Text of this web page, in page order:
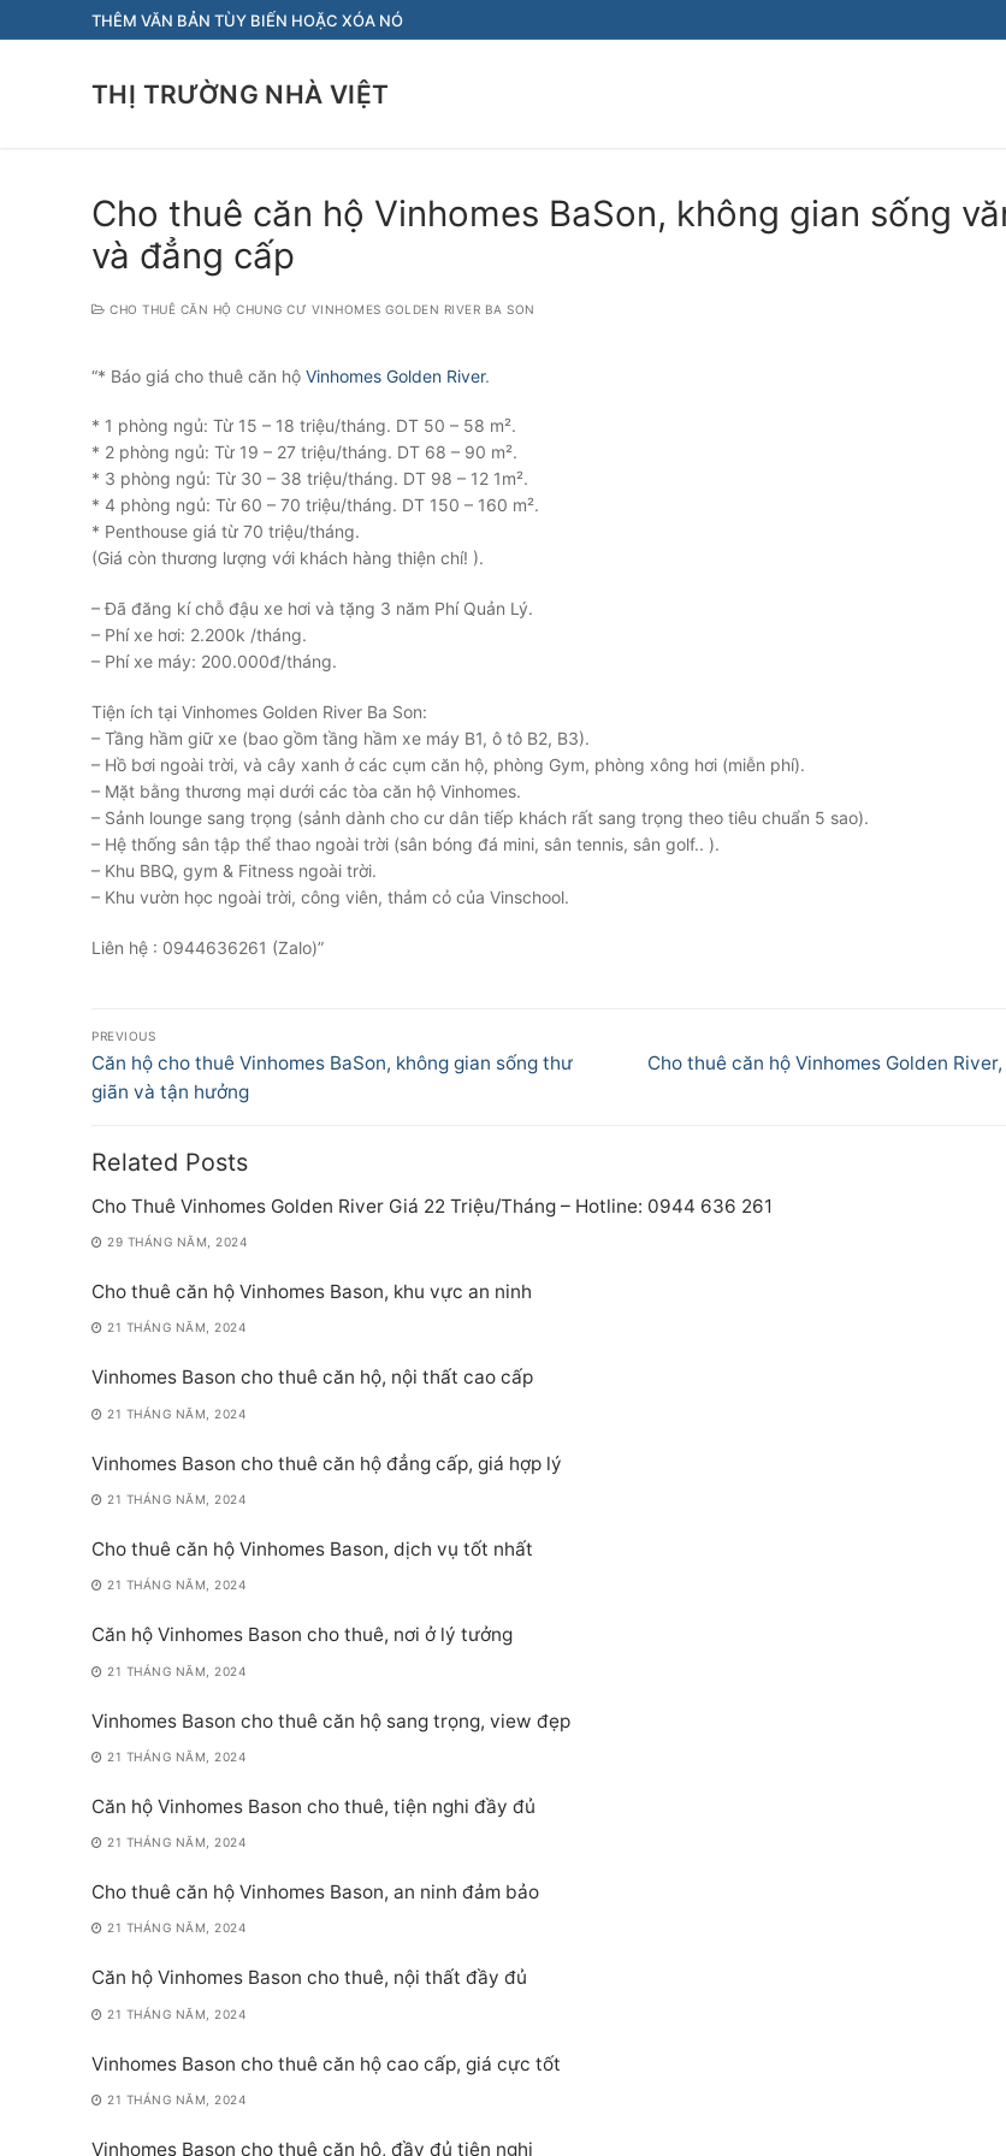
đến
THÊM VĂN BẢN TÙY BIẾN HOẶC XÓA NÓ
THỊ TRƯỜNG NHÀ VIỆT
Cho thuê căn hộ Vinhomes BaSon, không gian sống
và đẳng cấp
CHO THUÊ CĂN HỘ CHUNG CƯ VINHOMES GOLDEN RIVER BA SON
“* Báo giá cho thuê căn hộ Vinhomes Golden River.
* 1 phòng ngủ: Từ 15 – 18 triệu/tháng. DT 50 – 58 m².
* 2 phòng ngủ: Từ 19 – 27 triệu/tháng. DT 68 – 90 m².
* 3 phòng ngủ: Từ 30 – 38 triệu/tháng. DT 98 – 12 1m².
* 4 phòng ngủ: Từ 60 – 70 triệu/tháng. DT 150 – 160 m².
* Penthouse giá từ 70 triệu/tháng.
(Giá còn thương lượng với khách hàng thiện chí! ).
– Đã đăng kí chỗ đậu xe hơi và tặng 3 năm Phí Quản Lý.
– Phí xe hơi: 2.200k /tháng.
– Phí xe máy: 200.000đ/tháng.
Tiện ích tại Vinhomes Golden River Ba Son:
– Tầng hầm giữ xe (bao gồm tầng hầm xe máy B1, ô tô B2, B3).
– Hồ bơi ngoài trời, và cây xanh ở các cụm căn hộ, phòng Gym, phòng xông hơi (miễn phí).
– Mặt bằng thương mại dưới các tòa căn hộ Vinhomes.
– Sảnh lounge sang trọng (sảnh dành cho cư dân tiếp khách rất sang trọng theo tiêu chuẩn 5 sao).
– Hệ thống sân tập thể thao ngoài trời (sân bóng đá mini, sân tennis, sân golf.. ).
– Khu BBQ, gym & Fitness ngoài trời.
– Khu vườn học ngoài trời, công viên, thảm cỏ của Vinschool.
Liên hệ : 0944636261 (Zalo)”
Điều
hướng
bài
viết
PREVIOUS
Previous
post:
Căn hộ cho thuê Vinhomes BaSon, không gian sống thư
giãn và tận hưởng
Next
Cho thuê căn hộ Vinhomes Golden
Related Posts
Cho Thuê Vinhomes Golden River Giá 22 Triệu/Tháng – Hotline: 0944 636 261
29 THÁNG NĂM, 2024
Cho thuê căn hộ Vinhomes Bason, khu vực an ninh
21 THÁNG NĂM, 2024
Vinhomes Bason cho thuê căn hộ, nội thất cao cấp
21 THÁNG NĂM, 2024
Vinhomes Bason cho thuê căn hộ đẳng cấp, giá hợp lý
21 THÁNG NĂM, 2024
Cho thuê căn hộ Vinhomes Bason, dịch vụ tốt nhất
21 THÁNG NĂM, 2024
Căn hộ Vinhomes Bason cho thuê, nơi ở lý tưởng
21 THÁNG NĂM, 2024
Vinhomes Bason cho thuê căn hộ sang trọng, view đẹp
21 THÁNG NĂM, 2024
Căn hộ Vinhomes Bason cho thuê, tiện nghi đầy đủ
21 THÁNG NĂM, 2024
Cho thuê căn hộ Vinhomes Bason, an ninh đảm bảo
21 THÁNG NĂM, 2024
Căn hộ Vinhomes Bason cho thuê, nội thất đầy đủ
21 THÁNG NĂM, 2024
Vinhomes Bason cho thuê căn hộ cao cấp, giá cực tốt
21 THÁNG NĂM, 2024
Vinhomes Bason cho thuê căn hộ, đầy đủ tiện nghi